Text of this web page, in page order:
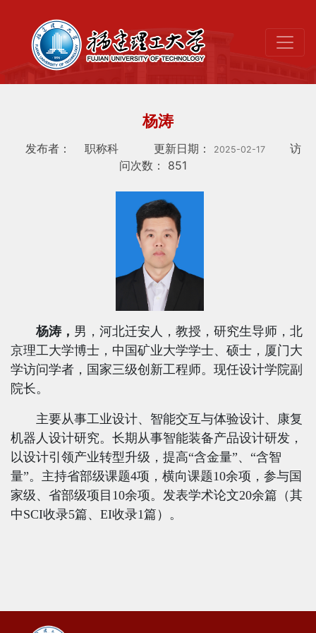
杨涛
发布者： 职称科 更新日期： 2025-02-17
访
问次数： 851
杨涛， 男，河北迁安人，教授，研究生导师，北
京理工大学博士，中国矿业大学学士、硕士，厦门大
学访问学者，国家三级创新工程师。现任设计学院副
院长。
主要从事工业设计、智能交互与体验设计、康复
机器人设计研究。长期从事智能装备产品设计研发，
以设计引领产业转型升级，提高“含金量”、“含智
量”。主持省部级课题4项，横向课题10余项，参与国
家级、省部级项目 10余项。发表学术论文20余篇（其
中SCI收录5篇、 EI收录1篇）。